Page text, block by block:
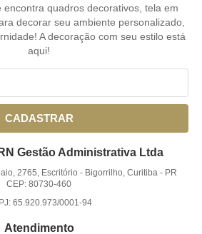
encontra quadros decorativos, tela em
decorar seu ambiente personalizado,
A decoração com seu estilo está
aqui!
CADASTRAR
Gestão Administrativa Ltda
2765, Escritório- Bigorrilho, Curitiba - PR
CEP: 80730-460
65.920.973/0001-94
Atendimento